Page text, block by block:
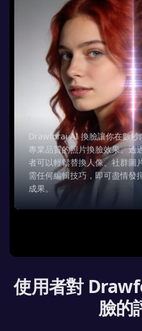
Drawforai AI 換臉讓你在數秒
專業品質的照片換臉效果。透
者可以輕鬆替換人像、社群圖
需任何編輯技巧，即可盡情發
成果。
使用者對
臉的